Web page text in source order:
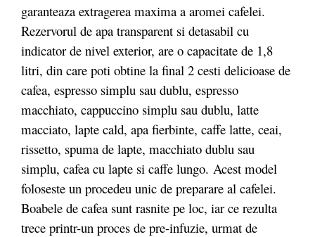
garanteaza extragerea maxima a aromei cafelei.
Rezervorul de apa transparent si detasabil cu
indicator de nivel exterior, are o capacitate de 1,8
litri, din care poti obtine la final 2 cesti delicioase de
cafea, espresso simplu sau dublu, espresso
macchiato, cappuccino simplu sau dublu, latte
macciato, lapte cald, apa fierbinte, caffe latte, ceai,
rissetto, spuma de lapte, macchiato dublu sau
simplu, cafea cu lapte si caffe lungo. Acest model
foloseste un procedeu unic de preparare al cafelei.
Boabele de cafea sunt rasnite pe loc, iar ce rezulta
trece printr-un proces de pre-infuzie, urmat de